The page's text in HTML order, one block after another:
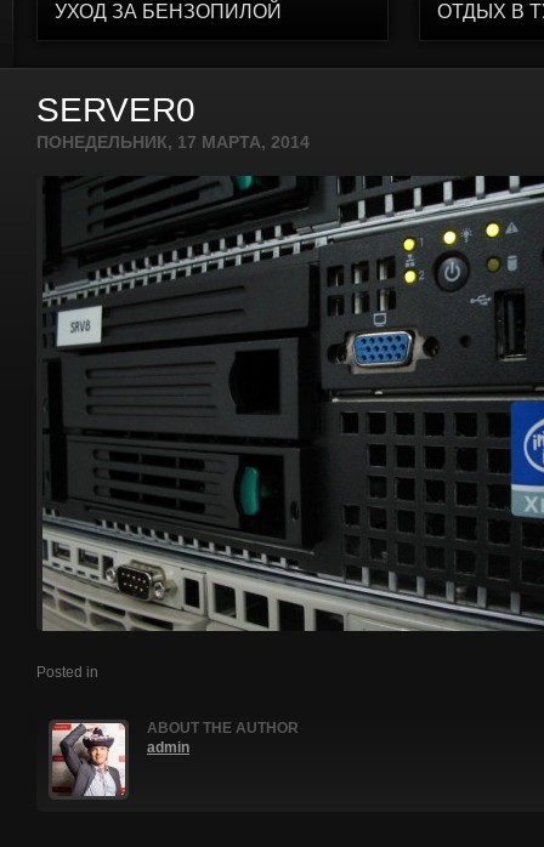
УХОД ЗА БЕНЗОПИЛОЙ ОТДЫХ В
SERVER0
ПОНЕДЕЛЬНИК, 17 МАРТА, 2014
Posted in
ABOUT THE AUTHOR
admin